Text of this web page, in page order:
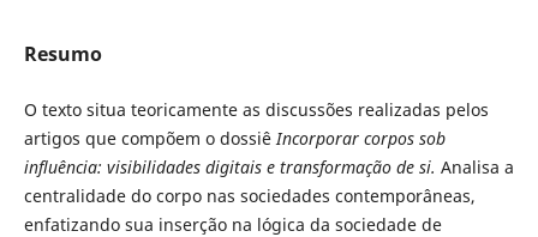
Resumo
O texto situa teoricamente as discussões realizadas pelos
artigos que compõem o dossiê Incorporar corpos sob
influência: visibilidades digitais e transformação de si. Analisa a
centralidade do corpo nas sociedades contemporâneas,
enfatizando sua inserção na lógica da sociedade de